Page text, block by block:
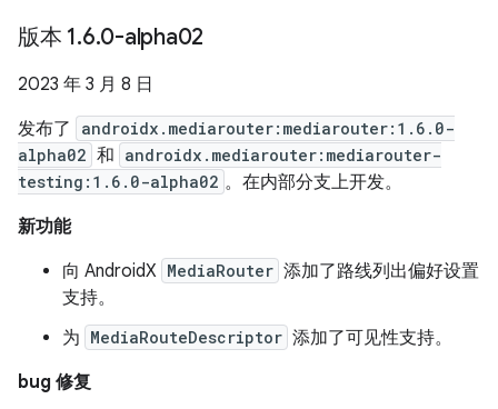
版本 1.6.0-alpha02
2023 年 3 月 8 日
发布了
androidx.mediarouter:mediarouter:1.6.0-
alpha02 和 androidx.mediarouter:mediarouter-
testing:1.6.0-alpha02 。在内部分支上开发。
新功能
向 AndroidX MediaRouter 添加了路线列出偏好设置
支持。
为 MediaRouteDescriptor 添加了可见性支持。
bug 修复